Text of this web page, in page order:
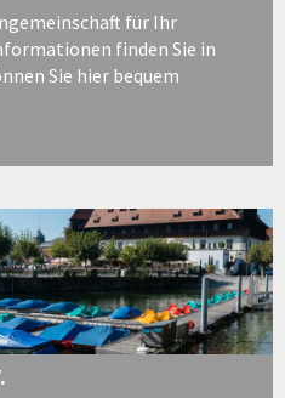
für Ihr
finden Sie in
Sie hier bequem